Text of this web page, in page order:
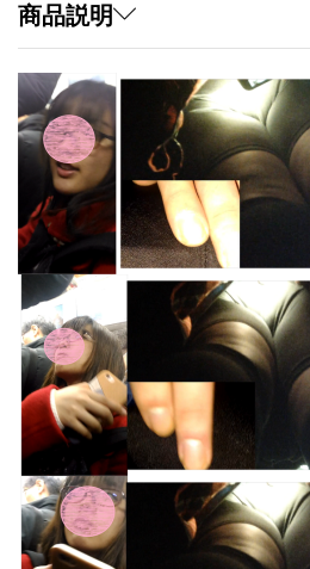
に
て
も
気
な
い
も
ん
か
ね・・
quantity
商品説明